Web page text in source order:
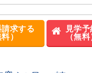
請求する
料）
見学
（無料